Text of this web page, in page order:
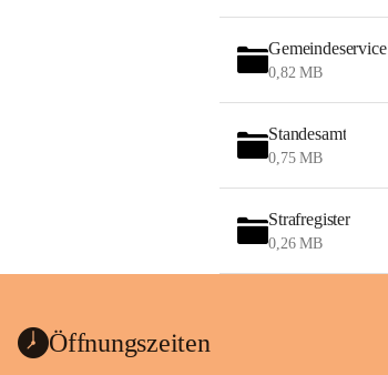
Gemeindeservice
0,82 MB
Standesamt
0,75 MB
Strafregister
0,26 MB
Öffnungszeiten